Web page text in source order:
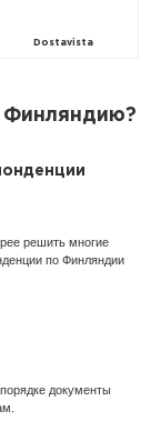
Dostavista
Финляндию?
решить многие
по Финляндии
документы